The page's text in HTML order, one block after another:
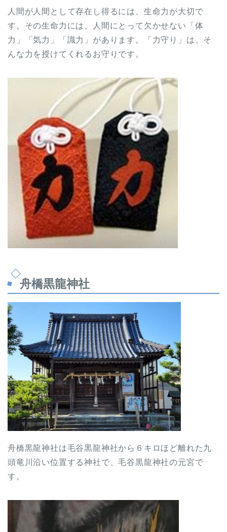
人間が人間として存在し得るには、生命力が大切で
す。その生命力には、人間にとって欠かせない「体
力」「気力」「識力」があります。「力守り」は、そ
んな力を授けてくれるお守りです。
舟橋黒龍神社
舟橋黒龍神社は毛谷黒龍神社から６キロほど離れた九
頭竜川沿い位置する神社で、毛谷黒龍神社の元宮で
す。